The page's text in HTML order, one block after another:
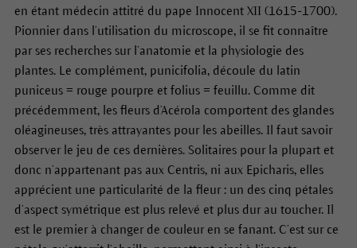
en étant médecin attitré du pape Innocent XII (1615-1700).
Pionnier dans l’utilisation du microscope, il se fit connaître
par ses recherches sur l’anatomie et la physiologie des
plantes. Le complément, punicifolia, découle du latin
puniceus = rouge pourpre et folius = feuillu. Comme dit
précédemment, les fleurs d’Acérola comportent des glandes
oléagineuses, très attrayantes pour les abeilles. Il faut savoir
observer le jeu de ces dernières. Solitaires pour la plupart et
donc n’appartenant pas aux Centris, ni aux Epicharis, elles
apprécient une particularité de la fleur : un des cinq pétales
d’aspect symétrique est plus relevé et plus dur au toucher. Il
est le premier à changer de couleur en se fanant. C’est sur ce